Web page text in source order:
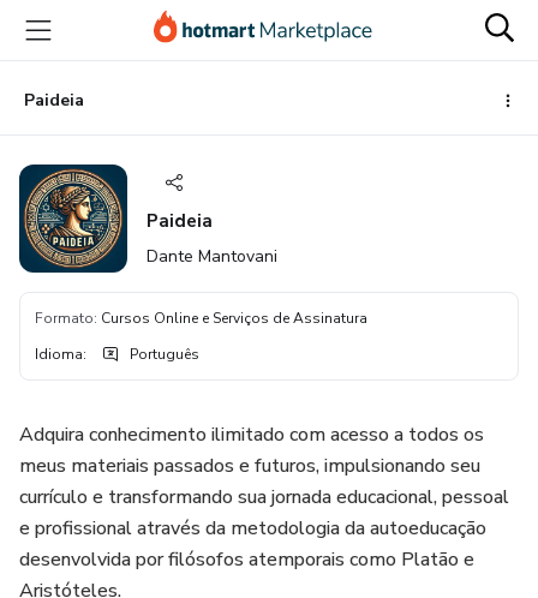
para
conteúdo
principal
para
pagamento
para
rodapé
Paideia
Paideia
Dante Mantovani
Formato: Cursos Online e Serviços de Assinatura
Idioma: Português
Adquira conhecimento ilimitado com acesso a todos os
meus materiais passados e futuros, impulsionando seu
currículo e transformando sua jornada educacional, pessoal
e profissional através da metodologia da autoeducação
desenvolvida por filósofos atemporais como Platão e
Aristóteles.